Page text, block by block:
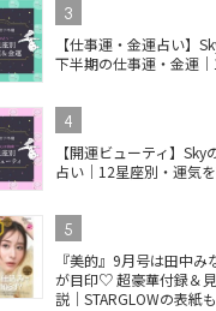
3
【仕事運・金運占い】
下半期の仕事運・金運
4
【開運ビューティ】
占い｜12星座別・運気
5
『美的』9月号は田中
が目印♡ 超豪華付録＆
説｜STARGLOWの表紙